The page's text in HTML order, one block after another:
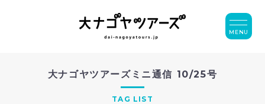
大ナゴヤツアーズミニ通信 10/25号
TAG LIST
MENU